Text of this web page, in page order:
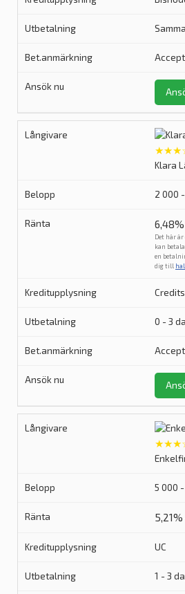
Klara
2 000
Det här
kan
en
dig till
0 - 3
5 000
UC
1 - 3